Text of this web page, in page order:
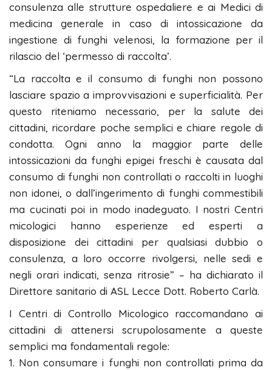
consulenza alle strutture ospedaliere e ai Medici di
medicina generale in caso di intossicazione da
ingestione di funghi velenosi, la formazione per il
rilascio del ‘permesso di raccolta’.
“La raccolta e il consumo di funghi non possono
lasciare spazio a improvvisazioni e superficialità. Per
questo riteniamo necessario, per la salute dei
cittadini, ricordare poche semplici e chiare regole di
condotta. Ogni anno la maggior parte delle
intossicazioni da funghi epigei freschi è causata dal
consumo di funghi non controllati o raccolti in luoghi
non idonei, o dall’ingerimento di funghi commestibili
ma cucinati poi in modo inadeguato. I nostri Centri
micologici hanno esperienze ed esperti a
disposizione dei cittadini per qualsiasi dubbio o
consulenza, a loro occorre rivolgersi, nelle sedi e
negli orari indicati, senza ritrosie” – ha dichiarato il
Direttore sanitario di ASL Lecce Dott. Roberto Carlà.
I Centri di Controllo Micologico raccomandano ai
cittadini di attenersi scrupolosamente a queste
semplici ma fondamentali regole:
1. Non consumare i funghi non controllati prima da